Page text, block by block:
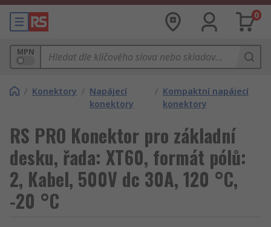
0
MPN
/ Konektory / Napájecí
konektory
/ Kompaktní napájecí
konektory
RS PRO Konektor pro základní
desku, řada: XT60, formát pólů:
2, Kabel, 500V dc 30A, 120 °C,
-20 °C